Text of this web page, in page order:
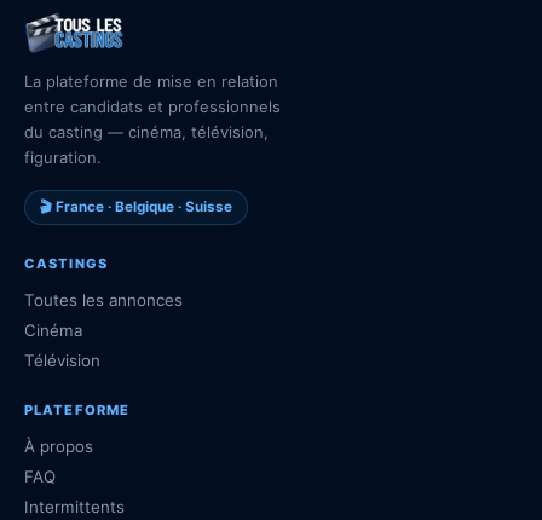
La plateforme de mise en relation
entre candidats et professionnels
du casting — cinéma, télévision,
figuration.
🎬 France · Belgique · Suisse
CASTINGS
Toutes les annonces
Cinéma
Télévision
PLATEFORME
À propos
FAQ
Intermittents